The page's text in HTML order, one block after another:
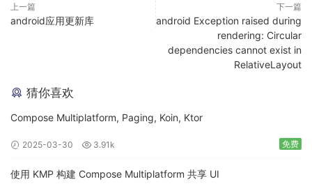
上一篇
android应用更新库
下一篇
android Exception raised during
rendering: Circular
dependencies cannot exist in
RelativeLayout
猜你喜欢
Compose Multiplatform, Paging, Koin, Ktor
2025-03-30 3.91k 免费
使用 KMP 构建 Compose Multiplatform 共享 UI